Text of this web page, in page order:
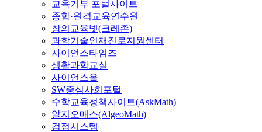
교육기부 포털사이트
종합·원격교육연수원
창의교육넷(크레존)
과학기술인재진로지원센터
사이언스타임즈
생활과학교실
사이언스올
SW중심사회포털
수학교육정책사이트(AskMath)
알지오매스(AlgeoMath)
검정시스템